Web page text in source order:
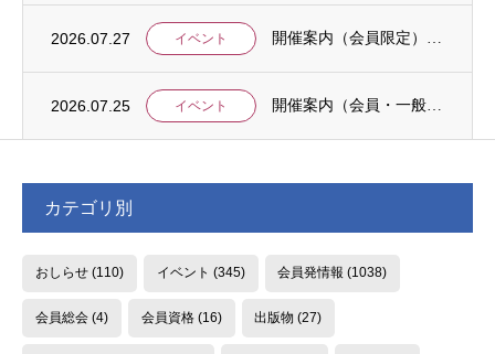
2026.07.27 イベント
2026.07.25 イベント
カテゴリ別
おしらせ(110) イベント (345) 会員発情報 (1038)
会員総会(4) 会員資格(16) 出版物 (27)